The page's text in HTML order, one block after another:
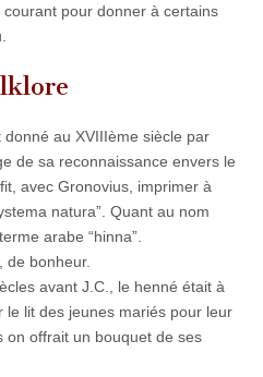
pour donner à certains
au XVIIIème siècle par
de sa reconnaissance envers le
avec Gronovius, imprimer à
natura”. Quant au nom
arabe “hinna”.
de bonheur.
avant J.C., le henné était à
le lit des jeunes mariés pour leur
on offrait un bouquet de ses